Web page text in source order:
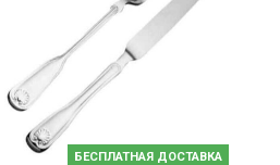
БЕСПЛАТНАЯ ДОСТАВКА